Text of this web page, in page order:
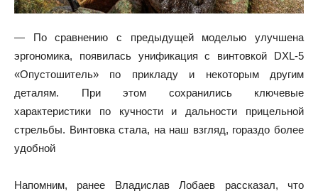
— По сравнению с предыдущей моделью улучшена
эргономика, появилась унификация с винтовкой DXL-5
«Опустошитель» по прикладу и некоторым другим
деталям. При этом сохранились ключевые
характеристики по кучности и дальности прицельной
стрельбы. Винтовка стала, на наш взгляд, гораздо более
удобной
Напомним, ранее Владислав Лобаев рассказал, что